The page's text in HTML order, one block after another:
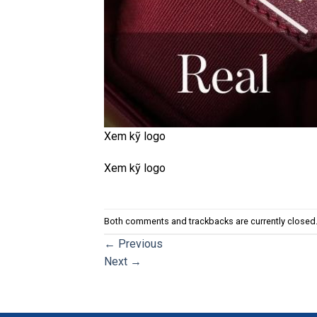
Xem kỹ logo
Xem kỹ logo
Both comments and trackbacks are currently closed.
← Previous
Next →